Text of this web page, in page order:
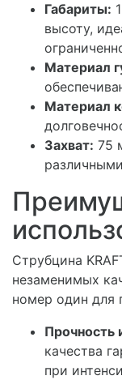
Габариты:
высоту,
Материал
Материал
Захват: 75
Струбцина
незаменимых
номер один для
Прочность
качества
при